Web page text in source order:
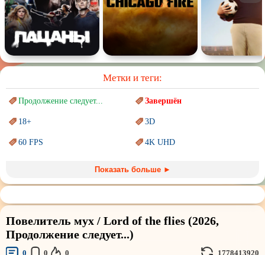
Метки и теги:
Продолжение следует... Завершён
18+ 3D
60 FPS 4K UHD
Marvel PIXAR
Sci-Fi (Научнаяфантастика) Trash (трэш) movies
Авангард иСюрреализм Ангелы и Демоны
Аниме
Показать больше ►
Повелитель мух / Lord of the flies (2026,
Продолжение следует...)
0 0 0 1778413920